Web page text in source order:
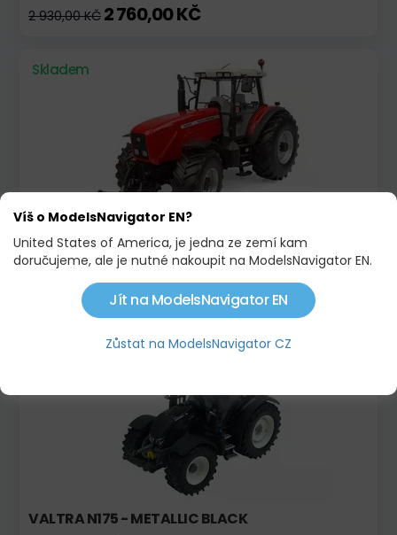
2 930,00 KČ 2 760,00 KČ
Skladem
MASSEY FERGUSON 8260 X-TRA
2 015,00 KČ
VALTRA N175 - METALLIC BLACK
Víš o ModelsNavigator EN?
United States of America, je jedna ze zemí kam
doručujeme, ale je nutné nakoupit na ModelsNavigator EN.
Jít na ModelsNavigator EN
Zůstat na ModelsNavigator CZ